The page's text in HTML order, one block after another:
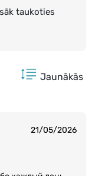
taukoties
Jaunākās
21/05/2026